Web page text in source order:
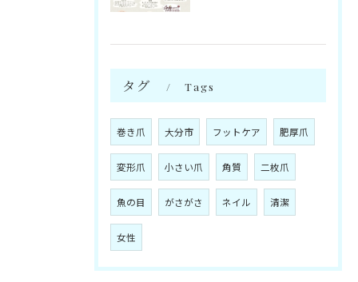
タグ Tags
巻き爪 大分市 フットケア 肥厚爪
変形爪 小さい爪 角質 二枚爪
魚の目 がさがさ ネイル 清潔
女性